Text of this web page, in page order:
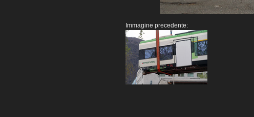
Immagine precedente: